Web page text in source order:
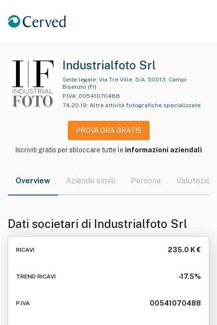
Industrialfoto Srl
Sede legale:
Bisenzio (FI)
P.IVA: 00541070488
74.20.19: Altre attività fotografiche specializzate
PROVA ORA GRATIS
Iscriviti gratis per sbloccare tutte le informazioni aziendali
Overview Aziende simili Persone Valutazioni
Dati societari di Industrialfoto Srl
RICAVI 235.0 K €
TREND RICAVI -17.5%
P.IVA 00541070488